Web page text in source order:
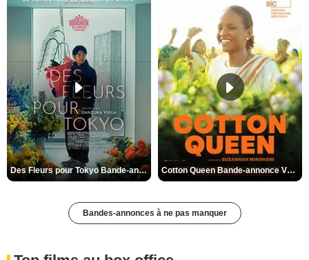
Des Fleurs pour Tokyo Bande-annonce VO STFR Cotton Queen Bande-annonce VO STFR
Bandes-annonces à ne pas manquer